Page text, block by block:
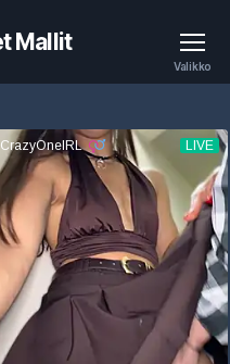
Mallit
Valikko